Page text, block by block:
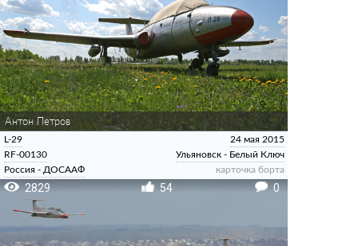
Антон Петров
L-29
RF-00130
Россия - ДОСААФ
24 мая 2015
Ульяновск - Белый Ключ
карточка борта
2829 54 0